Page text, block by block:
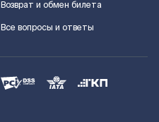
Возврат и обмен билета
Все вопросы и ответы